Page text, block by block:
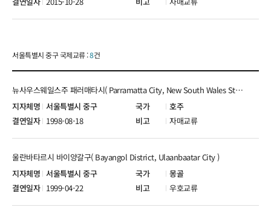
서울특별시 중구 국제교류 :8건
서울특별시 중구 호주
뉴사우스웨일스주 패러매타시( Parramatta City, New South Wales State )
1998-08-18 자매교류
서울특별시 중구 몽골
울란바타르시 바이양갈구( Bayangol District, Ulaanbaatar City )
1999-04-22 우호교류